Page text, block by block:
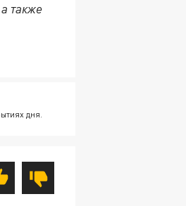
также
дня.